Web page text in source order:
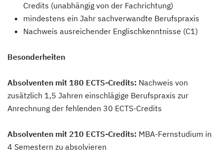
Credits (unabhängig von der Fachrichtung)
mindestens ein Jahr sachverwandte Berufspraxis
Nachweis ausreichender Englischkenntnisse (C1)
Besonderheiten
Absolventen mit 180 ECTS-Credits: Nachweis von
zusätzlich 1,5 Jahren einschlägige Berufspraxis zur
Anrechnung der fehlenden 30 ECTS-Credits
Absolventen mit 210 ECTS-Credits: MBA-Fernstudium in
4 Semestern zu absolvieren